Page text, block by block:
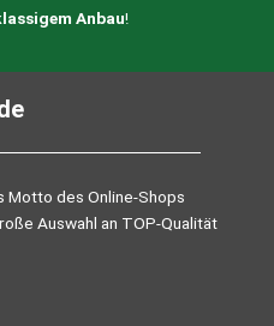
Anbau!
Motto des Online-Shops
Auswahl an TOP-Qualität